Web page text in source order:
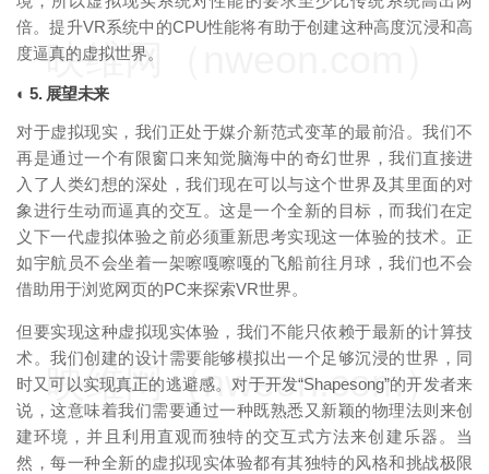
倍。提升VR系统中的CPU性能将有助于创建这种高度沉浸和高
度逼真的虚拟世界。
◐ 5. 展望未来
对于虚拟现实，我们正处于媒介新范式变革的最前沿。我们不
再是通过一个有限窗口来知觉脑海中的奇幻世界，我们直接进
入了人类幻想的深处，我们现在可以与这个世界及其里面的对
象进行生动而逼真的交互。这是一个全新的目标，而我们在定
义下一代虚拟体验之前必须重新思考实现这一体验的技术。正
如宇航员不会坐着一架嚓嘎嚓嘎的飞船前往月球，我们也不会
借助用于浏览网页的PC来探索VR世界。
但要实现这种虚拟现实体验，我们不能只依赖于最新的计算技
术。我们创建的设计需要能够模拟出一个足够沉浸的世界，同
时又可以实现真正的逃避感。对于开发“Shapesong”的开发者来
说，这意味着我们需要通过一种既熟悉又新颖的物理法则来创
建环境，并且利用直观而独特的交互式方法来创建乐器。当
然，每一种全新的虚拟现实体验都有其独特的风格和挑战极限
映维网（nweon.com）
映维网（nweon.com）